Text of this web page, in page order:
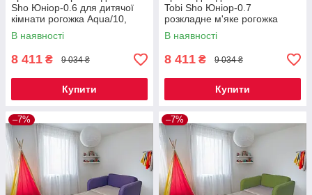
Sho Юніор-0.6 для дитячої
кімнати рогожка Aqua/10,
780х800х800 мм
В наявності
8 411 ₴ 9 034 ₴
Купити
Tobi Sho Юніор-0.7
розкладне м'яке рогожка
Aqua/10, 880х800х800 мм
В наявності
8 411 ₴ 9 034 ₴
Купити
–7% –7%